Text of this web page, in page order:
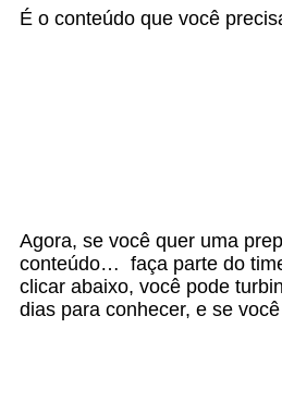
É o conteúdo que você
Agora, se você quer uma
conteúdo… faça parte do
clicar abaixo, você pode
dias para conhecer, e se